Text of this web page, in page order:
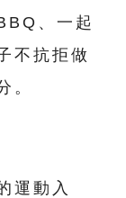
、一起
不抗拒做
。
運動入